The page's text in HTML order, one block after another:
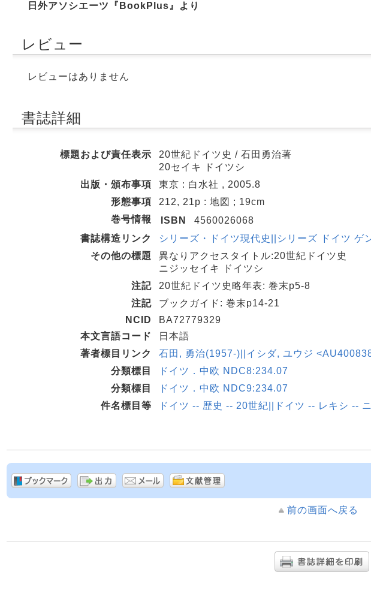
日外アソシエーツ『BookPlus』より
レビュー
レビューはありません
書誌詳細
標題および責任表示
20世紀ドイツ史 / 石田勇治著
20セイキ ドイツシ
出版・頒布事項
東京 : 白水社 , 2005.8
形態事項
212, 21p : 地図 ; 19cm
巻号情報
ISBN
4560026068
書誌構造リンク
シリーズ・ドイツ現代史||シリーズ ドイツ
その他の標題
異なりアクセスタイトル:20世紀ドイツ史
ニジッセイキ ドイツシ
注記
20世紀ドイツ史略年表: 巻末p5-8
注記
ブックガイド: 巻末p14-21
NCID
BA72779329
本文言語コード
日本語
著者標目リンク
石田, 勇治(1957-)||イシダ, ユウジ
分類標目
ドイツ．中欧 NDC8:234.07
分類標目
ドイツ．中欧 NDC9:234.07
件名標目等
ドイツ -- 歴史 -- 20世紀||ドイツ -- レキシ --
前の画面へ戻る